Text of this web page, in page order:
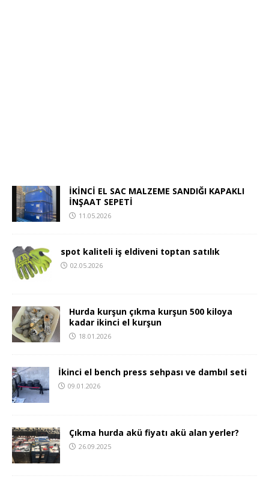
İKİNCİ EL SAC MALZEME SANDIĞI KAPAKLI
İNŞAAT SEPETİ
11.05.2026
spot kaliteli iş eldiveni toptan satılık
02.05.2026
Hurda kurşun çıkma kurşun 500 kiloya
kadar ikinci el kurşun
18.01.2026
İkinci el bench press sehpası ve dambıl seti
09.01.2026
Çıkma hurda akü fiyatı akü alan yerler?
26.09.2025